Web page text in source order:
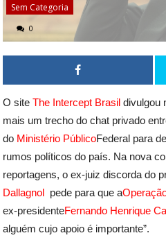
Sem Categoria
0
O siteThe Intercept Brasil divulgou
mais um trecho do chat privado
do Ministério PúblicoFederal para
rumos políticos do país. Na nova
reportagens, o ex-juiz discorda do
Dallagnol pede para que a
ex-presidenteFernando Henrique
alguém cujo apoio é importante”.